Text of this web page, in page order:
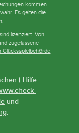
kommen.
Es gelten die
lizenziert. Von
zugelassene
Glücksspielbehörde
| Hilfe
und
.